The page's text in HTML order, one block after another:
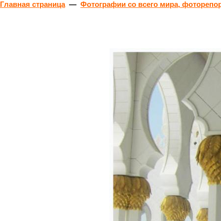
Главная страница— Фотографии со всего мира,